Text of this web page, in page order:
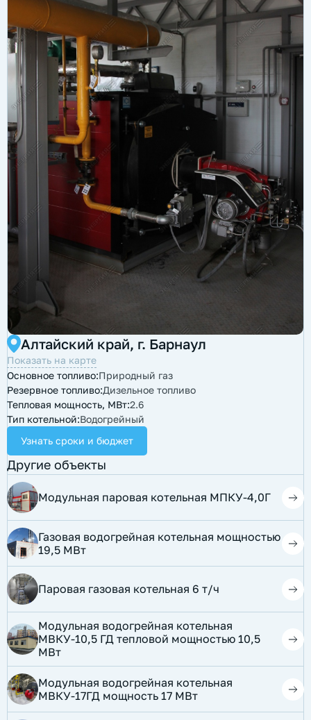
Алтайский край, г. Барнаул
Показать на карте
Основное топливо:Природный газ
Резервное топливо:Дизельное топливо
Тепловая мощность, МВт:2.6
Тип котельной:Водогрейный
Узнать сроки и бюджет
Другие объекты
Модульная паровая котельная МПКУ-4,0Г
Газовая водогрейная котельная мощностью
19,5 МВт
Паровая газовая котельная 6 т/ч
Модульная водогрейная котельная
МВКУ-10,5 ГД тепловой мощностью 10,5
МВт
​Модульная водогрейная котельная
МВКУ-17ГД мощность 17 МВт